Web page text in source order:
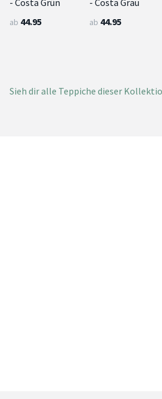
- Costa Grün
ab 44.95
- Costa Grau
ab 44.95
Sieh dir alle Teppiche dieser